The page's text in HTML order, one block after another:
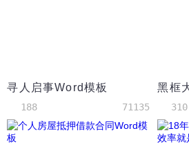
寻人启事Word模板
188 71135 310